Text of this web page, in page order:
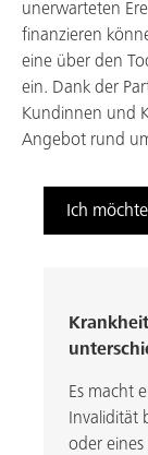
unerwarteten
finanzieren
eine über den
ein. Dank der
Kundinnen und
Angebot rund
Ich
Es macht
Invalidität
oder eines